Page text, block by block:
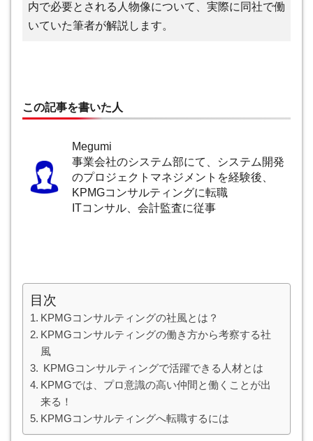
内で必要とされる人物像について、実際に同社で働
いていた筆者が解説します。
この記事を書いた人
Megumi
事業会社のシステム部にて、システム開発
のプロジェクトマネジメントを経験後、
KPMGコンサルティングに転職
ITコンサル、会計監査に従事
目次
KPMGコンサルティングの社風とは？
KPMGコンサルティングの働き方から考察する社
風
KPMGコンサルティングで活躍できる人材とは
KPMGでは、プロ意識の高い仲間と働くことが出
来る！
KPMGコンサルティングへ転職するには